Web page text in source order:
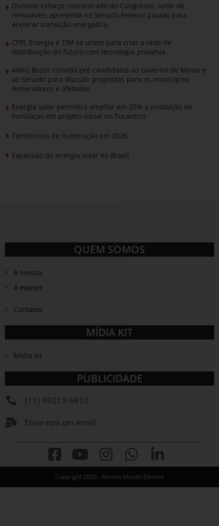
Durante esforço concentrado do Congresso, setor de
renováveis apresenta no Senado Federal pautas para
acelerar transição energética
CPFL Energia e TIM se unem para criar a rede de
distribuição do futuro com tecnologia privativa
AMIG Brasil convida pré-candidatos ao Governo de Minas e
ao Senado para discutir propostas para os municípios
mineradores e afetados
Energia solar permitirá ampliar em 25% a produção de
hortaliças em projeto social no Tocantins
Tendências de Iluminação em 2026
Expansão da energia solar no Brasil
QUEM SOMOS
A revista
A equipe
Contatos
MÍDIA KIT
Mídia kit
PUBLICIDADE
(11) 99213-6810
Envie-nos um email
Copyright 2026 - Revista Mundo Elétrico